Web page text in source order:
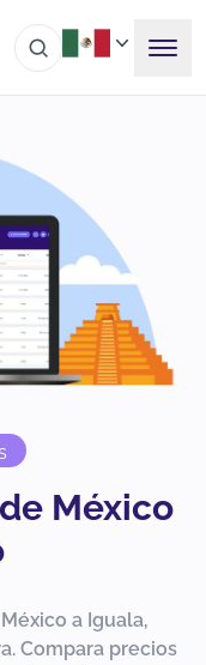
México
a Iguala,
Compara precios